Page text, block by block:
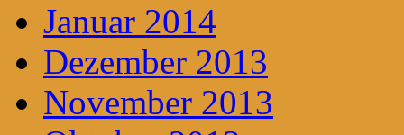
Januar 2014
Dezember 2013
November 2013